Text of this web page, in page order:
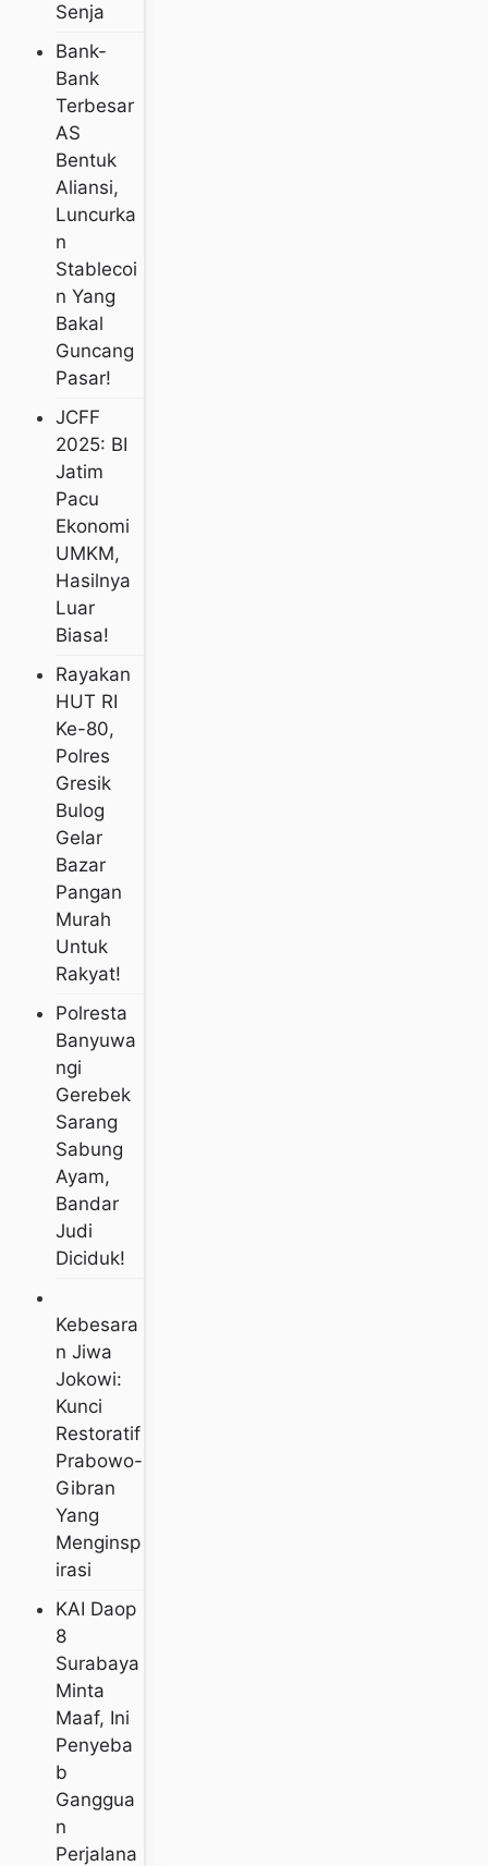
Senja
Bank-
Bank
Terbesar
AS
Bentuk
Aliansi,
Luncurka
N
Stablecoi
N Yang
Bakal
Guncang
Pasar!
JCFF
2025: BI
Jatim
Pacu
Ekonomi
UMKM,
Hasilnya
Luar
Biasa!
Rayakan
HUT RI
Ke-80,
Polres
Gresik
Bulog
Gelar
Bazar
Pangan
Murah
Untuk
Rakyat!
Polresta
Banyuwa
Ngi
Gerebek
Sarang
Sabung
Ayam,
Bandar
Judi
Diciduk!
Kebesara
N Jiwa
Jokowi:
Kunci
Restoratif
Prabowo-
Gibran
Yang
Menginsp
Irasi
KAI Daop
8
Surabaya
Minta
Maaf, Ini
Penyeba
B
Ganggua
N
Perjalana